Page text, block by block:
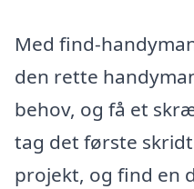
Med find-
den rette
behov, og få et
tag det første
projekt, og find en